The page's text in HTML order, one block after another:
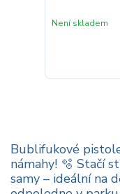
Není skladem
Bublifukové
námahy! 🫧 Stačí
samy – ideální na